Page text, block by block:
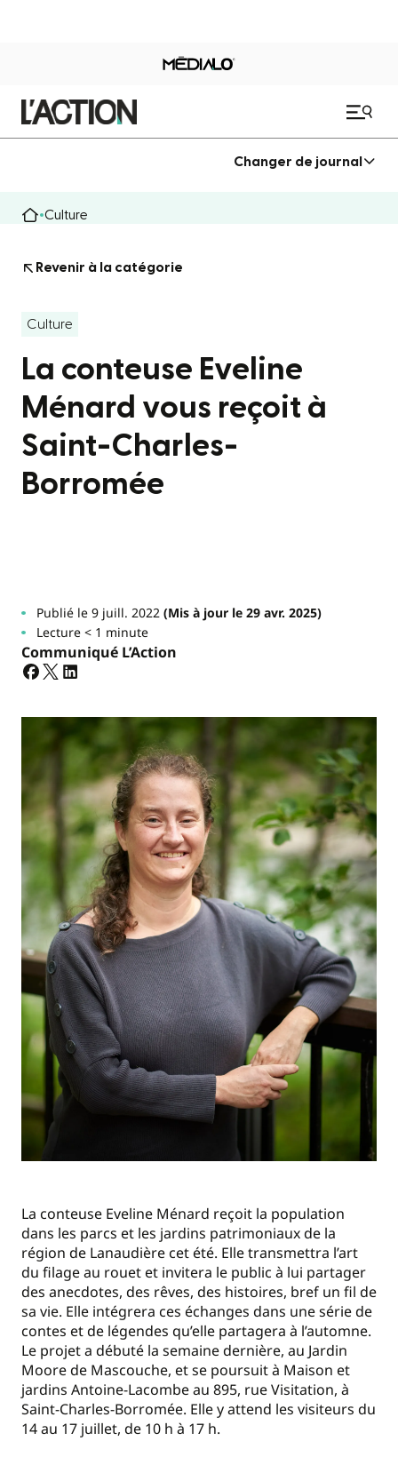
Changer de journal
Culture
Revenir à la catégorie
Culture
La conteuse Eveline
Ménard vous reçoit à
Saint-Charles-
Borromée
Publié le 9 juill. 2022(Mis à jour le 29 avr. 2025)
Lecture < 1 minute
Communiqué L’Action
La conteuse Eveline Ménard reçoit la population
dans les parcs et les jardins patrimoniaux de la
région de Lanaudière cet été. Elle transmettra l’art
du filage au rouet et invitera le public à lui partager
des anecdotes, des rêves, des histoires, bref un fil de
sa vie. Elle intégrera ces échanges dans une série de
contes et de légendes qu’elle partagera à l’automne.
Le projet a débuté la semaine dernière, au Jardin
Moore de Mascouche, et se poursuit à Maison et
jardins Antoine-Lacombe au 895, rue Visitation, à
Saint-Charles-Borromée. Elle y attend les visiteurs du
14 au 17 juillet, de 10 h à 17 h.